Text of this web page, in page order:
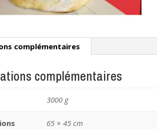
complémentaires
complémentaires
3000 g
65 × 45 cm